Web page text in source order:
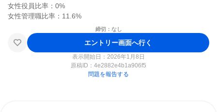
女性役員比率：0%
締切：なし
エントリー画面へ行く
表示開始日：2026年1月8日
原稿ID： 4e2882e4b1a906f5
問題を報告する